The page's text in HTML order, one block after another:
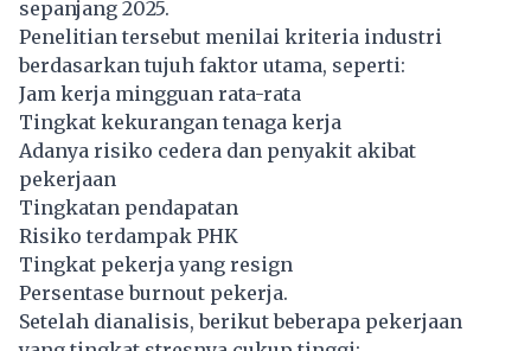
sepanjang 2025.
Penelitian tersebut menilai kriteria industri
berdasarkan tujuh faktor utama, seperti:
Jam kerja mingguan rata-rata
Tingkat kekurangan tenaga kerja
Adanya risiko cedera dan penyakit akibat
pekerjaan
Tingkatan pendapatan
Risiko terdampak PHK
Tingkat pekerja yang resign
Persentase burnout pekerja.
Setelah dianalisis, berikut beberapa pekerjaan